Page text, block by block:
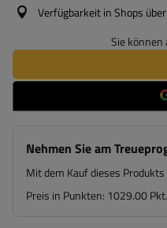
Verfügbarkeit in Shops
Sie können
Nehmen Sie am
Mit dem Kauf dieses
Preis in Punkten: 1029.00 Pkt.